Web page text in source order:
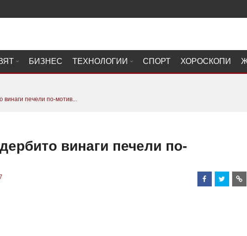
БИЗНЕС ТЕХНОЛОГИИ СПОРТ ХОРОСКОПИ
винаги печели по-мотив...
винаги печели по-